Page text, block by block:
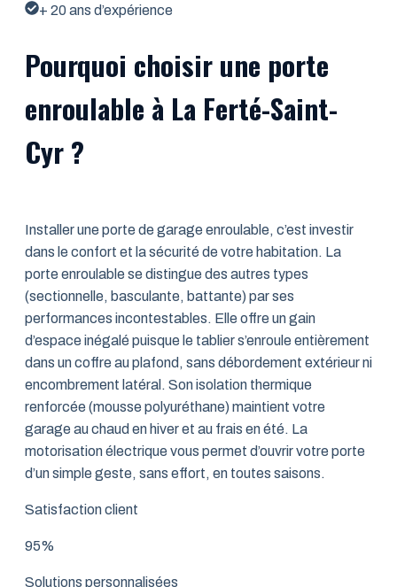
+ 20 ans d’expérience
Pourquoi choisir une porte
enroulable à La Ferté-Saint-
Cyr ?
Installer une porte de garage enroulable, c’est investir
dans le confort et la sécurité de votre habitation. La
porte enroulable se distingue des autres types
(sectionnelle, basculante, battante) par ses
performances incontestables. Elle offre un gain
d’espace inégalé puisque le tablier s’enroule entièrement
dans un coffre au plafond, sans débordement extérieur ni
encombrement latéral. Son isolation thermique
renforcée (mousse polyuréthane) maintient votre
garage au chaud en hiver et au frais en été. La
motorisation électrique vous permet d’ouvrir votre porte
d’un simple geste, sans effort, en toutes saisons.
Satisfaction client
95%
Solutions personnalisées